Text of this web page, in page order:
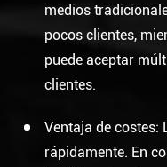
medios
pocos clientes,
puede aceptar
clientes.
Ventaja de costes:
rápidamente. En